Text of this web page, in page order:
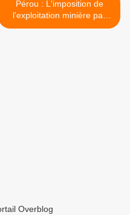
Pérou : L'imposition de
l'exploitation minière par
Grupo México ravive le
Overblog